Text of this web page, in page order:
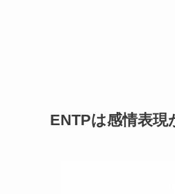
ENTPは感情表現